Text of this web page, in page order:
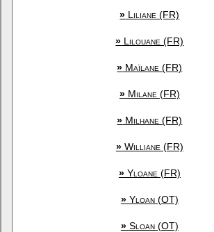
» Liliane (FR)
» Lilouane (FR)
» Maïlane (FR)
»Milane (FR)
» Milhane (FR)
»Williane (FR)
»Yloane (FR)
»Yloan (OT)
»Sloan (OT)